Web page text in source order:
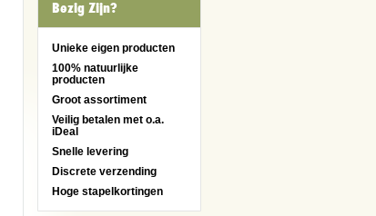
Bezig Zijn?
Unieke eigen producten
100% natuurlijke
producten
Groot assortiment
Veilig betalen met o.a.
iDeal
Snelle levering
Discrete verzending
Hoge stapelkortingen